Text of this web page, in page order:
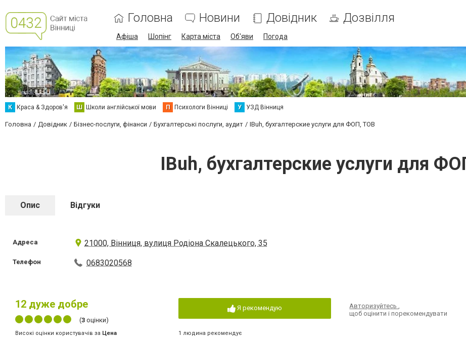
Головна Новини Довідник Дозвілля
Афіша Шопінг Карта міста Об'яви Погода
К Краса & Здоров'я Ш Школи англійської мови П Психологи Вінниці У УЗД Вінниця
Головна Довідник Бізнес-послуги, фінанси Бухгалтерські послуги, аудит IBuh, бухгалтерские услуги для ФОП, ТОВ
IBuh, бухгалтерские услуги для
Опис Відгуки
Адреса 21000, Вінниця, вулиця Родіона Скалецького, 35
Телефон 0683020568
12 дуже добре
(3 оцінки)
Високі оцінки користувачів за Цена
Я рекомендую
1 людина рекомендує
Авторизуйтесь,
щоб оцінити і порекомендувати